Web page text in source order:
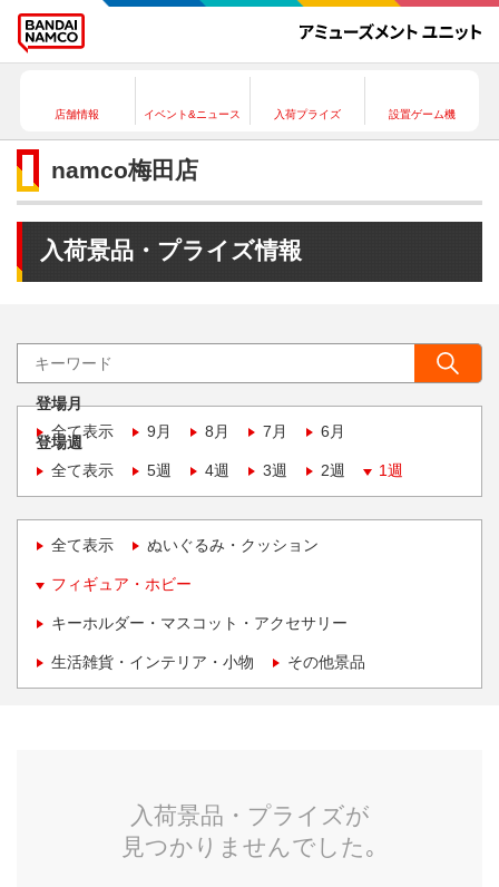
店舗情報 イベント&ニュース 入荷プライズ 設置ゲーム機
namco梅田店
入荷景品・プライズ情報
登場月
全て表示
9月 8月 7月 6月
登場週
全て表示
5週 4週 3週 2週 1週
全て表示 ぬいぐるみ・クッション
フィギュア・ホビー
キーホルダー・マスコット・アクセサリー
生活雑貨・インテリア・小物 その他景品